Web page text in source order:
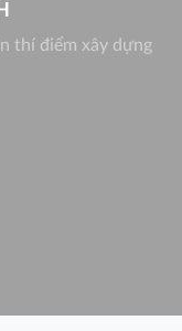
thí điểm xây dựng